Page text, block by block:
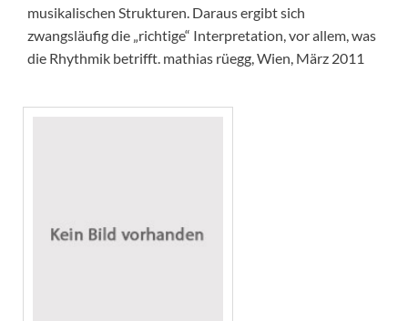
musikalischen Strukturen. Daraus ergibt sich
zwangsläufig die „richtige“ Interpretation, vor allem, was
die Rhythmik betrifft. mathias rüegg, Wien, März 2011